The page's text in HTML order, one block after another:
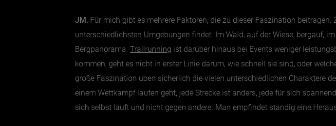
JM. Für mich gibt es mehrere Faktoren, die zu dieser Faszination
unterschiedlichsten Umgebungen findet. Im Wald, auf der Wiese, bergauf,
Bergpanorama. Trailrunning ist darüber hinaus bei Events weniger
kommen, geht es nicht in erster Linie darum, wie schnell sie sind, oder
große Faszination üben sicherlich die vielen unterschiedlichen Charaktere
einem Wettkampf laufen geht, jede Strecke ist anders, jede für sich
sich selbst läuft und nicht gegen andere. Man empfindet ständig eine